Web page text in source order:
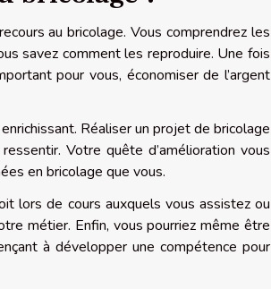
au bricolage. Vous comprendrez les
savez comment les reproduire. Une fois
pour vous, économiser de l’argent
Réaliser un projet de bricolage
Votre quête d’amélioration vous
en bricolage que vous.
lors de cours auxquels vous assistez ou
métier. Enfin, vous pourriez même être
à développer une compétence pour